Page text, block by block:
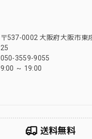
〒537-0002 大阪府大阪市東
25
050-3559-9055
9:00 ～ 19:00
送料無料